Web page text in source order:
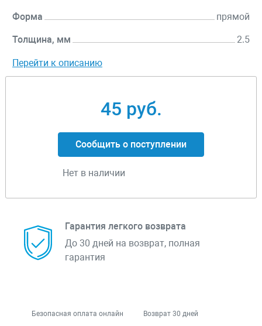
Форма прямой
Толщина, мм 2.5
Перейти к описанию
45 руб.
Сообщить о поступлении
Нет в наличии
Гарантия легкого возврата
До 30 дней на возврат, полная
гарантия
Безопасная оплата онлайн Возврат 30 дней